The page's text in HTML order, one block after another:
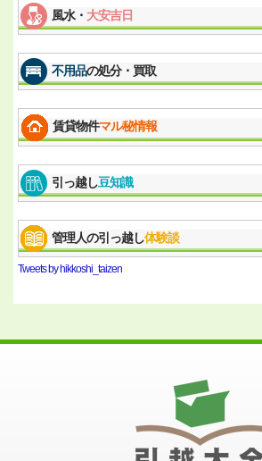
風水・ 大安吉日
不用品の処分・買取
賃貸物件マル秘情報
引っ越し豆知識
管理人の引っ越し体験談
Tweets by hikkoshi_taizen